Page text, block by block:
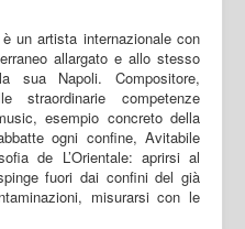
un artista internazionale con
allargato e allo stesso
sua Napoli. Compositore,
straordinarie competenze
esempio concreto della
ogni confine, Avitabile
de L’Orientale: aprirsi al
fuori dai confini del già
misurarsi con le